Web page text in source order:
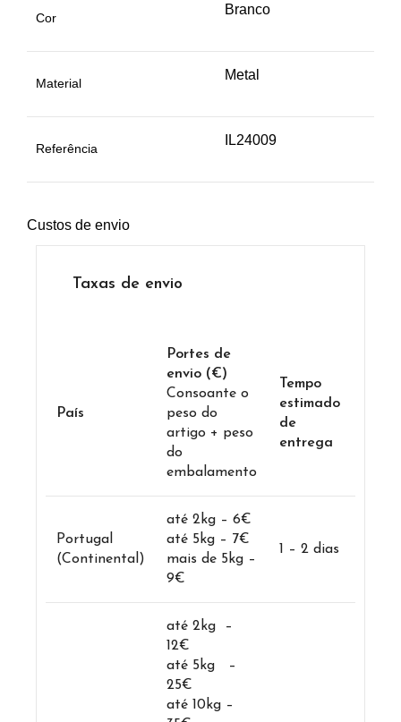
Cor
Branco
Material
Metal
Referência
IL24009
Custos de envio
Taxas de envio
País
Portes de
envio (€)
Consoante o
peso do
artigo + peso
do
embalamento
Tempo
estimado
de
entrega
Portugal
(Continental)
até 2kg – 6€
até 5kg – 7€
mais de 5kg –
9€
1 – 2 dias
até 2kg –
12€
até 5kg –
25€
até 10kg –